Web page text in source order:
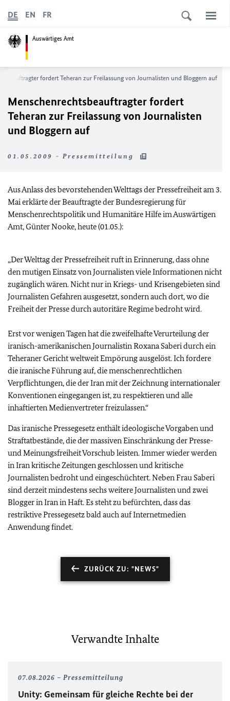
Auswärtiges Amt
DE EN FR
fordert Teheran zur Freilassung von Journalisten und Bloggern auf
Menschenrechtsbeauftragter fordert
Teheran zur Freilassung von Journalisten
und Bloggern auf
01.05.2009 - Pressemitteilung
Aus Anlass des bevorstehenden Welttags der Pressefreiheit am 3.
Mai erklärte der Beauftragte der Bundesregierung für
Menschenrechtspolitik und Humanitäre Hilfe im Auswärtigen
Amt, Günter Nooke, heute (01.05.):
„Der Welttag der Pressefreiheit ruft in Erinnerung, dass ohne
den mutigen Einsatz von Journalisten viele Informationen nicht
zugänglich wären. Nicht nur in Kriegs- und Krisengebieten sind
Journalisten Gefahren ausgesetzt, sondern auch dort, wo die
Freiheit der Presse durch autoritäre Regime bedroht wird.
Erst vor wenigen Tagen hat die zweifelhafte Verurteilung der
iranisch-amerikanischen Journalistin Roxana Saberi durch ein
Teheraner Gericht weltweit Empörung ausgelöst. Ich fordere
die iranische Führung auf, die menschenrechtlichen
Verpflichtungen, die der Iran mit der Zeichnung internationaler
Konventionen eingegangen ist, zu respektieren und alle
inhaftierten Medienvertreter freizulassen.“
Das iranische Pressegesetz enthält ideologische Vorgaben und
Straftatbestände, die der massiven Einschränkung der Presse-
und Meinungsfreiheit Vorschub leisten. Immer wieder werden
in Iran kritische Zeitungen geschlossen und kritische
Journalisten bedroht und eingeschüchtert. Neben Frau Saberi
sind derzeit mindestens sechs weitere Journalisten und zwei
Blogger in Iran in Haft. Es steht zu befürchten, dass das
restriktive Pressegesetz bald auch auf Internetmedien
Anwendung findet.
ZURÜCK ZU: "NEWS"
Verwandte Inhalte
07.08.2026 Pressemitteilung
Unity: Gemeinsam für gleiche Rechte bei der